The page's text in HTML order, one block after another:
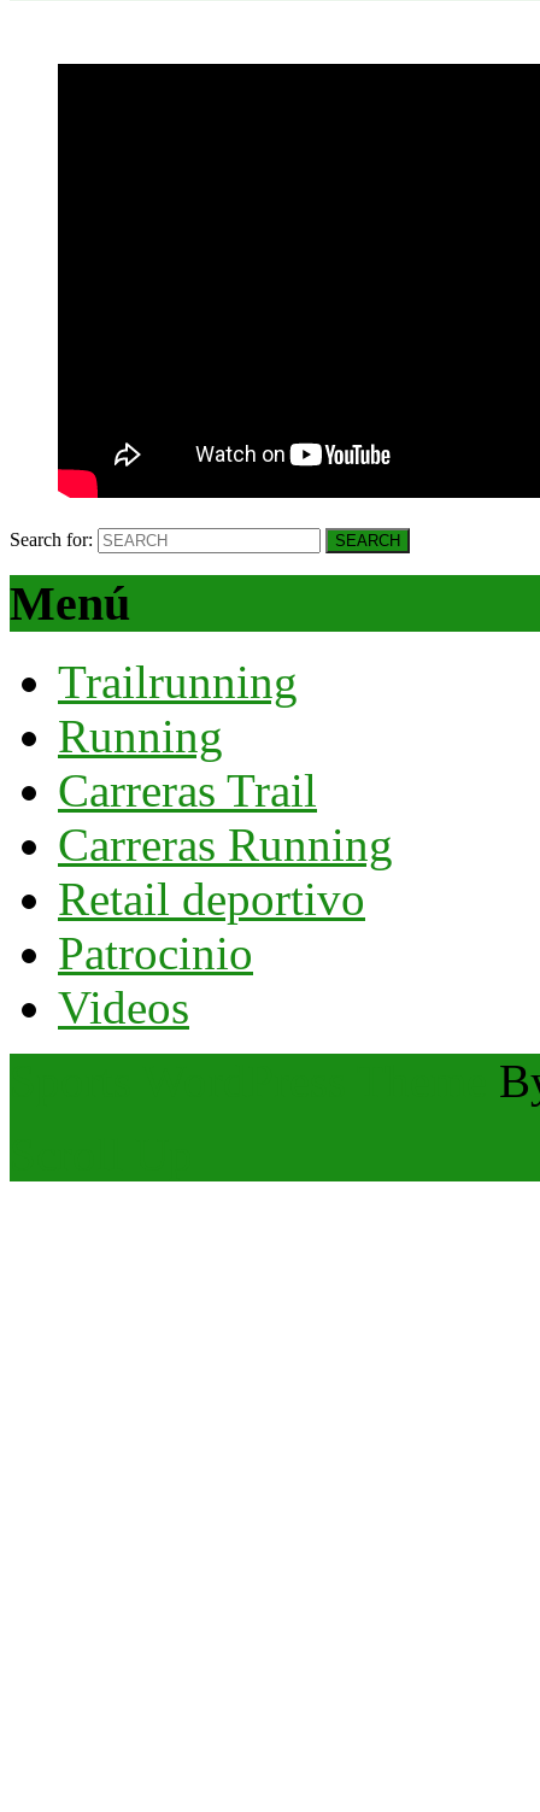
Search for:
Menú
Trailrunning
Running
Carreras Trail
Carreras Running
Retail deportivo
Patrocinio
Videos